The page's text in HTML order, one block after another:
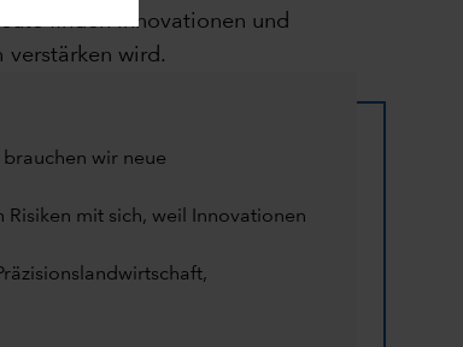
finden Innovationen und
verstärken wird.
wir neue
mit sich, weil Innovationen